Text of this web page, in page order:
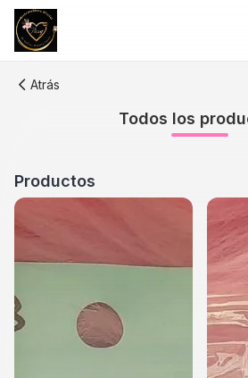
Atrás
Todos los
Productos